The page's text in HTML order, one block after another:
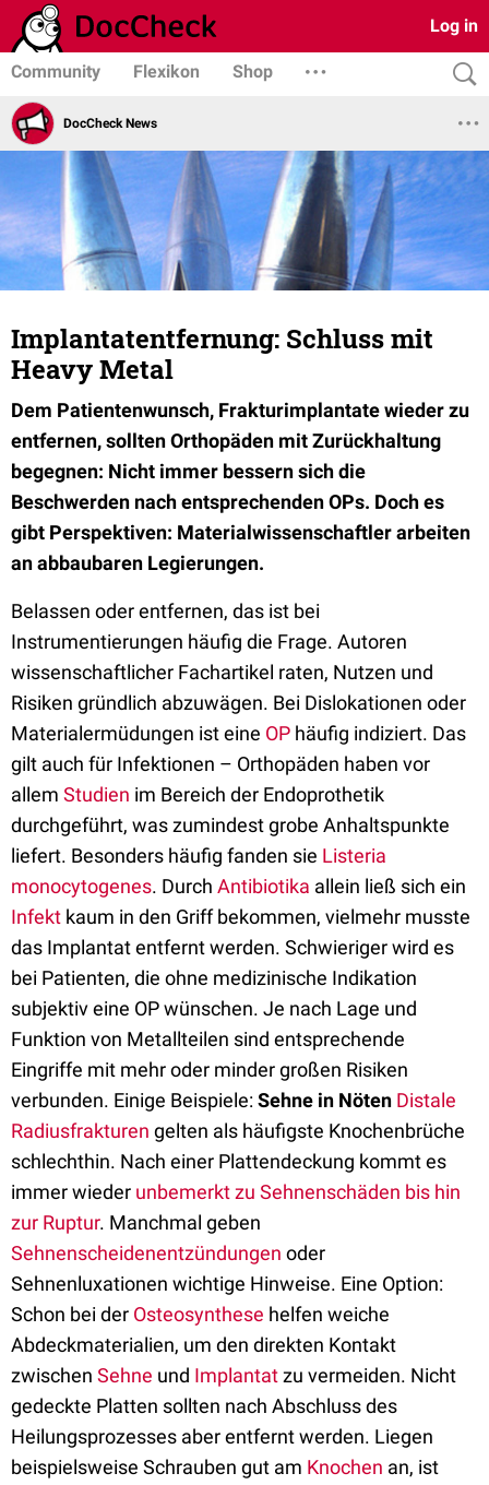
Log in
Community Flexikon Shop
DocCheck News
Implantatentfernung: Schluss mit
Heavy Metal
Dem Patientenwunsch, Frakturimplantate wieder zu
entfernen, sollten Orthopäden mit Zurückhaltung
begegnen: Nicht immer bessern sich die
Beschwerden nach entsprechenden OPs. Doch es
gibt Perspektiven: Materialwissenschaftler arbeiten
an abbaubaren Legierungen.
Belassen oder entfernen, das ist bei
Instrumentierungen häufig die Frage. Autoren
wissenschaftlicher Fachartikel raten, Nutzen und
Risiken gründlich abzuwägen. Bei Dislokationen oder
Materialermüdungen ist eine OP häufig indiziert. Das
gilt auch für Infektionen – Orthopäden haben vor
allem Studien im Bereich der Endoprothetik
durchgeführt, was zumindest grobe Anhaltspunkte
liefert. Besonders häufig fanden sie Listeria
monocytogenes. Durch Antibiotika allein ließ sich ein
Infekt kaum in den Griff bekommen, vielmehr musste
das Implantat entfernt werden. Schwieriger wird es
bei Patienten, die ohne medizinische Indikation
subjektiv eine OP wünschen. Je nach Lage und
Funktion von Metallteilen sind entsprechende
Eingriffe mit mehr oder minder großen Risiken
verbunden. Einige Beispiele:Sehne in Nöten Distale
Radiusfrakturen gelten als häufigste Knochenbrüche
schlechthin. Nach einer Plattendeckung kommt es
immer wieder unbemerkt zu Sehnenschäden bis hin
zur Ruptur. Manchmal geben
Sehnenscheidenentzündungen oder
Sehnenluxationen wichtige Hinweise. Eine Option:
Schon bei der Osteosynthese helfen weiche
Abdeckmaterialien, um den direkten Kontakt
zwischen Sehne und Implantatzu vermeiden. Nicht
gedeckte Platten sollten nach Abschluss des
Heilungsprozesses aber entfernt werden. Liegen
beispielsweise Schrauben gut am Knochen an, ist